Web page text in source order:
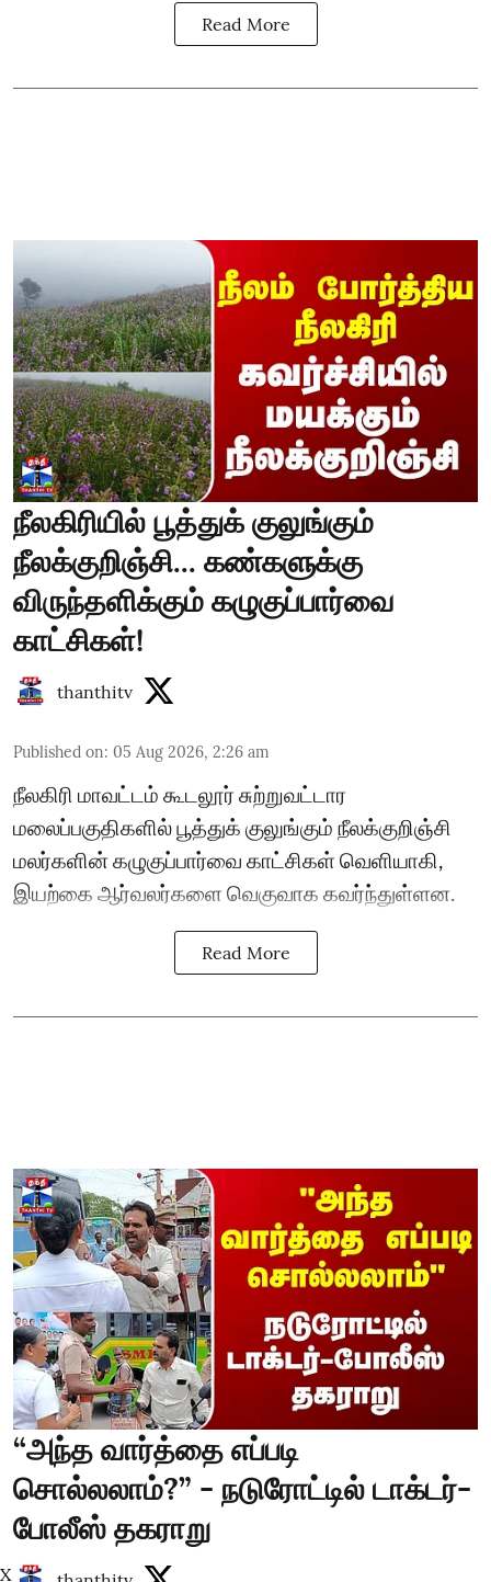
Read More
நீலகிரியில் பூத்துக் குலுங்கும்
நீலக்குறிஞ்சி... கண்களுக்கு
விருந்தளிக்கும் கழுகுப்பார்வை
காட்சிகள்!
thanthitv
Published on: 05 Aug 2026, 2:26 am
நீலகிரி மாவட்டம் கூடலூர் சுற்றுவட்டார
மலைப்பகுதிகளில் பூத்துக் குலுங்கும் நீலக்குறிஞ்சி
மலர்களின் கழுகுப்பார்வை காட்சிகள் வெளியாகி,
இயற்கை ஆர்வலர்களை வெகுவாக கவர்ந்துள்ளன.
Read More
“அந்த வார்த்தை எப்படி
சொல்லலாம்?” - நடுரோட்டில் டாக்டர்-
போலீஸ் தகராறு
X